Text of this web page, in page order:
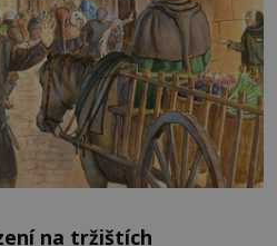
na tržištích